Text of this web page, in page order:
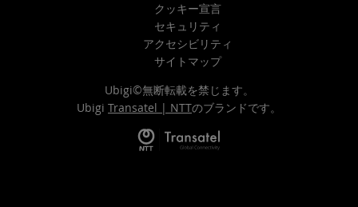
クッキー宣言
セキュリティ
アクセシビリティ
サイトマップ
Ubigi©無断転載を禁じます。
Ubigi Transatel | NTTのブランドです。